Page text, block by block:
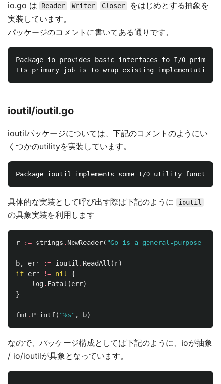
io.go は Reader Writer Closer
をはじめとする抽象を
実装しています。
パッケージのコメントに書いてある通りです。
Package io provides basic interfaces to I/O
ioutil/ioutil.go
ioutilパッケージについては、下記のコメントのようにい
くつかのutilityを実装しています。
具体的な実装として呼び出す際は下記のように ioutil
の具象実装を利用します
r := strings . NewReader( "Go is a general-purpose
b, err := ioutil . ReadAll ( r)
if err != nil
{
log. Fatal (err)
}
fmt . Printf( "%s" , b)
なので、パッケージ構成としては下記のように、ioが抽象
/ io/ioutilが具象となっています。